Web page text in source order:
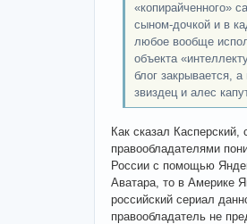
«копирайченного»
сыном-дочкой и в
любое вообще
объекта
блог закрывается,
звиздец и алес
Как сказал
правообладателями
России с помощью
Аватара, то в Америке
российский сериал
правообладатель не